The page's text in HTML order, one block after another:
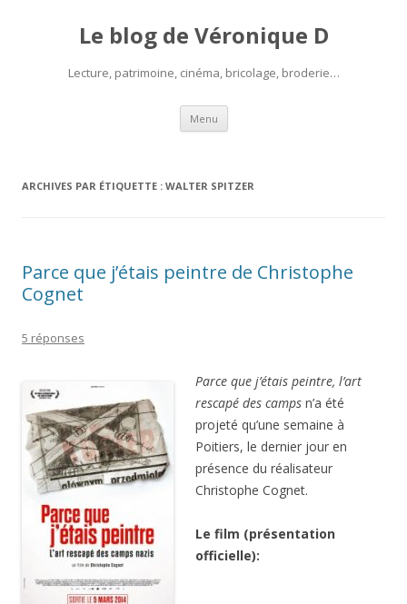
Le blog de Véronique D
Lecture, patrimoine, cinéma, bricolage, broderie…
Menu Aller
contenu
ARCHIVES PAR ÉTIQUETTE : WALTER SPITZER
Parce que j’étais peintre de Christophe
Cognet
5 réponses
Parce que j’étais peintre, l’art
rescapé des camps n’a été
projeté qu’une semaine à
Poitiers, le dernier jour en
présence du réalisateur
Christophe Cognet.
Le film (présentation
officielle):